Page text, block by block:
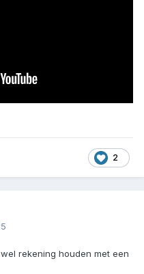
2
rekening houden met een